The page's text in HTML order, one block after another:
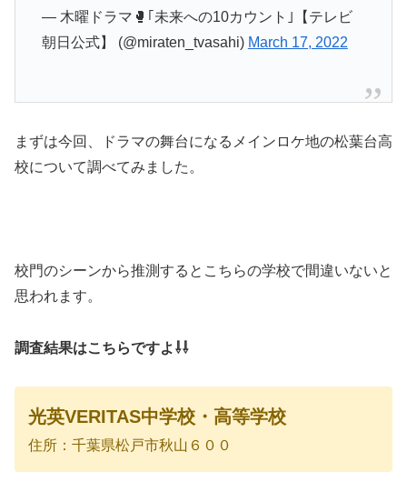
— 木曜ドラマ🥊｢未来への10カウント｣【テレビ
朝日公式】 (@miraten_tvasahi) March 17, 2022
まずは今回、ドラマの舞台になるメインロケ地の松葉台高
校について調べてみました。
校門のシーンから推測するとこちらの学校で間違いないと
思われます。
調査結果はこちらですよ⇩⇩
光英VERITAS中学校・高等学校
住所：千葉県松戸市秋山６００